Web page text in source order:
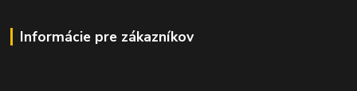
Informácie pre zákazníkov